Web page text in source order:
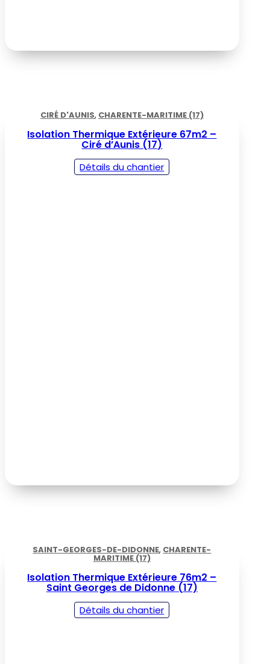
CIRÉ D'AUNIS, CHARENTE-MARITIME (17)
Isolation Thermique Extérieure 67m2 –
Ciré d’Aunis (17)
Détails du chantier
SAINT-GEORGES-DE-DIDONNE, CHARENTE-
MARITIME (17)
Isolation Thermique Extérieure 76m2 –
Saint Georges de Didonne (17)
Détails du chantier